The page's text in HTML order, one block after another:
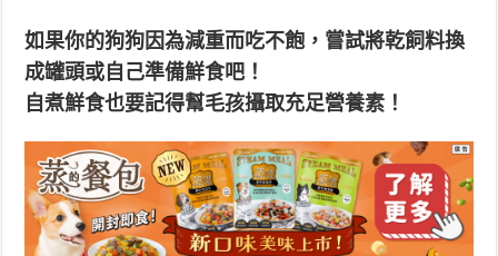
如果你的狗狗因為減重而吃不飽，嘗試將乾飼料換
成罐頭或自己準備鮮食吧！
自煮鮮食也要記得幫毛孩攝取充足營養素！